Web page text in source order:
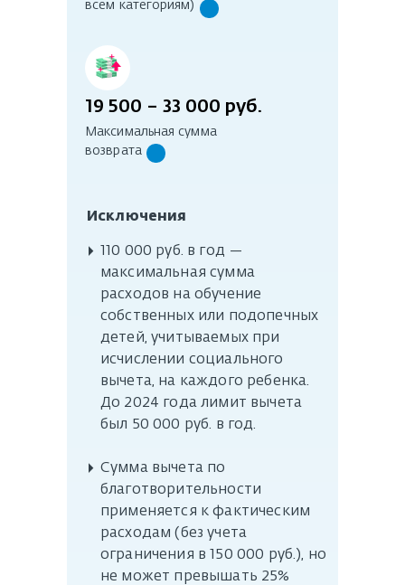
19 500 – 33 000 руб.
всем категориям)
Максимальная сумма
возврата
Исключения
110 000 руб. в год —
максимальная сумма
расходов на обучение
собственных или подопечных
детей, учитываемых при
исчислении социального
вычета, на каждого ребенка.
До 2024 года лимит вычета
был 50 000 руб. в год.
Сумма вычета по
благотворительности
применяется к фактическим
расходам (без учета
ограничения в 150 000 руб.), но
не может превышать 25%
▸
▸